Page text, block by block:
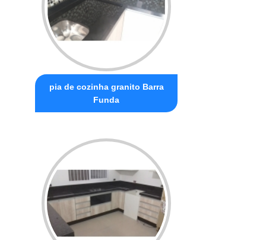
pia de cozinha granito Barra
Funda